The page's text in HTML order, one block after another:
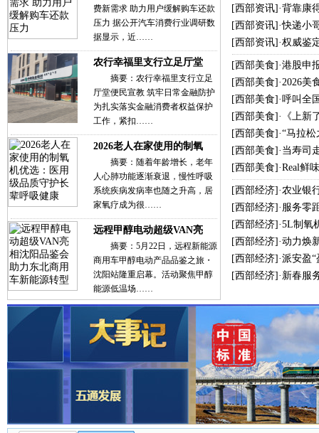
费新需求 助力用户缓解购车还款
压力 据公开汽车消费行业调研数
据显示，近……
农行幸福里支行立足厅堂
摘要：农行幸福里支行立足
厅堂便民宣教 筑牢日常金融防护
为扎实落实金融消费者权益保护
工作，紧扣……
2026老人在家使用的制氧
摘要：随着年龄增长，老年
人心肺功能逐渐衰退，慢性呼吸
系统疾病发病率也随之升高，居
家氧疗成为很……
远程甲醇电动超级VAN亮
摘要：5月22日，远程新能源
商用车甲醇电动产品品鉴之旅・
沈阳站隆重启幕。活动聚焦甲醇
能源低温场……
[西部资讯]·背靠康
[西部资讯]·快递小
[西部资讯]·权威鉴
[西部美食]·港股申
[西部美食]·2026美
[西部美食]·呼叫全
[西部美食]·
《上
[西部美食]·“马拉
[西部美食]· 当寿司
[西部美食]·Real鲜
[西部经济]·农业银
[西部经济]· 服务零
[西部经济]·5L制氧
[西部经济]·动力焕
[西部经济]·派安盈
[西部经济]· 新春服